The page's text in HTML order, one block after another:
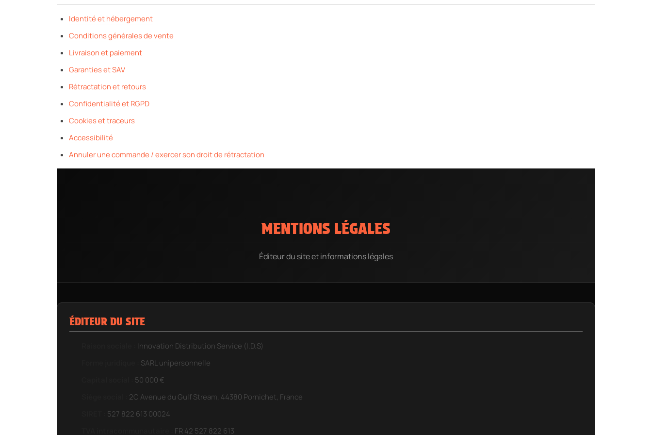
Identité et hébergement
Conditions générales de vente
Livraison et paiement
Garanties et SAV
Rétractation et retours
Confidentialité et RGPD
Cookies et traceurs
Accessibilité
Annuler une commande / exercer son droit de rétractation
MENTIONS LÉGALES
Éditeur du site et informations légales
ÉDITEUR DU SITE
Innovation Distribution Service (I.D.S)
SARL unipersonnelle
50 000 €
2C Avenue du Gulf Stream, 44380 Pornichet, France
527 822 613 00024
FR 42 527 822 613